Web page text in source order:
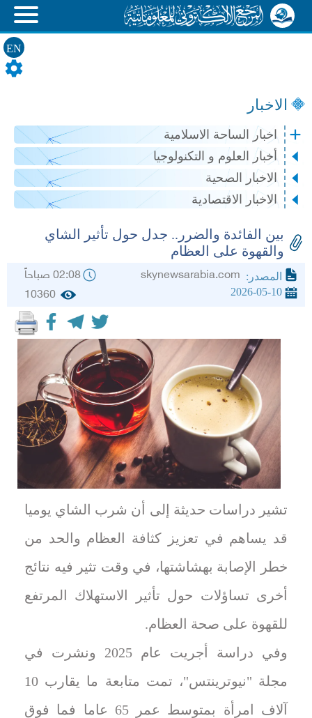
EN
الاخبار
اخبار الساحة الاسلامية
أخبار العلوم و التكنولوجيا
الاخبار الصحية
الاخبار الاقتصادية
بين الفائدة والضرر.. جدل حول تأثير الشاي
والقهوة على العظام
المصدر: 02:08 صباحاً
2026-05-10
10360
تشير دراسات حديثة إلى أن شرب الشاي يوميا
قد يساهم في تعزيز كثافة العظام والحد من
خطر الإصابة بهشاشتها، في وقت تثير فيه نتائج
أخرى تساؤلات حول تأثير الاستهلاك المرتفع
للقهوة على صحة العظام.
وفي دراسة أجريت عام 2025 ونشرت في
مجلة "نيوترينتس"، تمت متابعة ما يقارب 10
آلاف امرأة بمتوسط عمر 65 عاما فما فوق